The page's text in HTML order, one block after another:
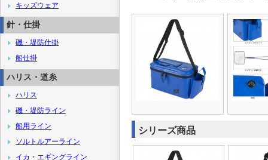
シリーズ商品
キッズウェア
針・仕掛
磯・堤防仕掛
船仕掛
ハリス・道糸
ハリス
磯・堤防ライン
船用ライン
ソルトルアーライン
イカ・エギングライン